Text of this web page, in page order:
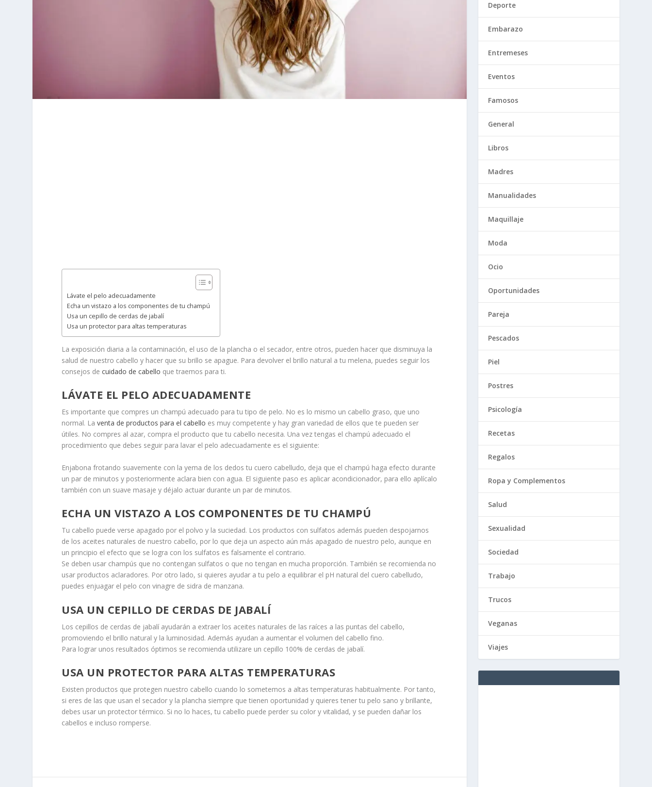
Lávate el pelo adecuadamente
Echa un vistazo a los componentes de tu champú
Usa un cepillo de cerdas de jabalí
Usa un protector para altas temperaturas
La exposición diaria a la contaminación, el uso de la plancha o el secador, entre otros, pueden hacer que disminuya la
salud de nuestro cabello y hacer que su brillo se apague. Para devolver el brillo natural a tu melena, puedes seguir los
consejos decuidado de cabello que traemos para ti.
LÁVATE EL PELO ADECUADAMENTE
Es importante que compres un champú adecuado para tu tipo de pelo. No es lo mismo un cabello graso, que uno
normal. Laventa de productos para el cabello es muy competente y hay gran variedad de ellos que te pueden ser
útiles. No compres al azar, compra el producto que tu cabello necesita. Una vez tengas el champú adecuado el
procedimiento que debes seguir para lavar el pelo adecuadamente es el siguiente:
Enjabona frotando suavemente con la yema de los dedos tu cuero cabelludo, deja que el champú haga efecto durante
un par de minutos y posteriormente aclara bien con agua. El siguiente paso es aplicar acondicionador, para ello aplícalo
también con un suave masaje y déjalo actuar durante un par de minutos.
ECHA UN VISTAZO A LOS COMPONENTES DE TU CHAMPÚ
Tu cabello puede verse apagado por el polvo y la suciedad. Los productos con sulfatos además pueden despojarnos
de los aceites naturales de nuestro cabello, por lo que deja un aspecto aún más apagado de nuestro pelo, aunque en
un principio el efecto que se logra con los sulfatos es falsamente el contrario.
Se deben usar champús que no contengan sulfatos o que no tengan en mucha proporción. También se recomienda no
usar productos aclaradores. Por otro lado, si quieres ayudar a tu pelo a equilibrar el pH natural del cuero cabelludo,
puedes enjuagar el pelo con vinagre de sidra de manzana.
USA UN CEPILLO DE CERDAS DE JABALÍ
Los cepillos de cerdas de jabalí ayudarán a extraer los aceites naturales de las raíces a las puntas del cabello,
promoviendo el brillo natural y la luminosidad. Además ayudan a aumentar el volumen del cabello fino.
Para lograr unos resultados óptimos se recomienda utilizare un cepillo 100% de cerdas de jabalí.
USA UN PROTECTOR PARA ALTAS TEMPERATURAS
Existen productos que protegen nuestro cabello cuando lo sometemos a altas temperaturas habitualmente. Por tanto,
si eres de las que usan el secador y la plancha siempre que tienen oportunidad y quieres tener tu pelo sano y brillante,
debes usar un protector térmico. Si no lo haces, tu cabello puede perder su color y vitalidad, y se pueden dañar los
cabellos e incluso romperse.
Deporte
Embarazo
Entremeses
Eventos
Famosos
General
Libros
Madres
Manualidades
Maquillaje
Moda
Ocio
Oportunidades
Pareja
Pescados
Piel
Postres
Psicología
Recetas
Regalos
Ropa y Complementos
Salud
Sexualidad
Sociedad
Trabajo
Trucos
Veganas
Viajes